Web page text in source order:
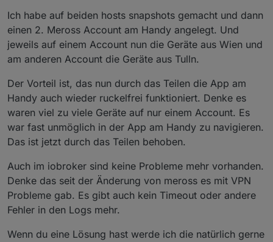
Da kenne ich mich zu wenig mit VPN aus.
Meross Accounts - wenn das für dich bezüglich der
Mobil-App dann sinn macht - das einfachste ggf. Der
Lokale Modus hat den Vorteil das du zb auch die
Energieverbrauchsdaten öfter abholen könntest :-)
Aber am Ende ist da ja irgendwas ... gib mir mal noch
bissl bevor Du was tust und wir schauen das es
erstmal wieder tut bzw bei Reconnects der Adapter
sich besser verhält. Dann kannste es immer noch
Ich habe auf beiden hosts snapshots gemacht und dann
einen 2. Meross Account am Handy angelegt. Und
jeweils auf einem Account nun die Geräte aus Wien und
am anderen Account die Geräte aus Tulln.
Der Vorteil ist, das nun durch das Teilen die App am
Handy auch wieder ruckelfrei funktioniert. Denke es
waren viel zu viele Geräte auf nur einem Account. Es
war fast unmöglich in der App am Handy zu navigieren.
Das ist jetzt durch das Teilen behoben.
Auch im iobroker sind keine Probleme mehr vorhanden.
Denke das seit der Änderung von meross es mit VPN
Probleme gab. Es gibt auch kein Timeout oder andere
Fehler in den Logs mehr.
Wenn du eine Lösung hast werde ich die natürlich gerne